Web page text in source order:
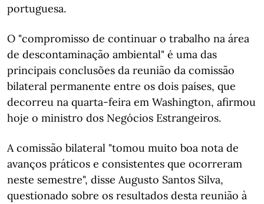
portuguesa.
O "compromisso de continuar o trabalho na área
de descontaminação ambiental" é uma das
principais conclusões da reunião da comissão
bilateral permanente entre os dois países, que
decorreu na quarta-feira em Washington, afirmou
hoje o ministro dos Negócios Estrangeiros.
A comissão bilateral "tomou muito boa nota de
avanços práticos e consistentes que ocorreram
neste semestre", disse Augusto Santos Silva,
questionado sobre os resultados desta reunião à